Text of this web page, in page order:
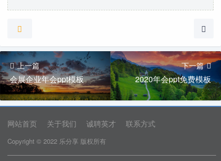
上一篇
会展企业年会ppt模板
下一篇
2020年会ppt免费模板
网站首页 关于我们 诚聘英才 联系方式
Copyright © 2022 乐分享 版权所有